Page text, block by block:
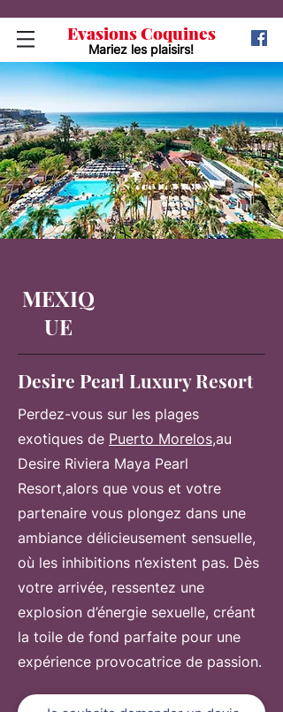
Evasions Coquines
Mariez les plaisirs!
MEXIQ
UE
Desire Pearl Luxury Resort
Perdez-vous sur les plages
exotiques de Puerto Morelos,au
Desire Riviera Maya Pearl
Resort,alors que vous et votre
partenaire vous plongez dans une
ambiance délicieusement sensuelle,
où les inhibitions n’existent pas. Dès
votre arrivée, ressentez une
explosion d’énergie sexuelle, créant
la toile de fond parfaite pour une
expérience provocatrice de passion.